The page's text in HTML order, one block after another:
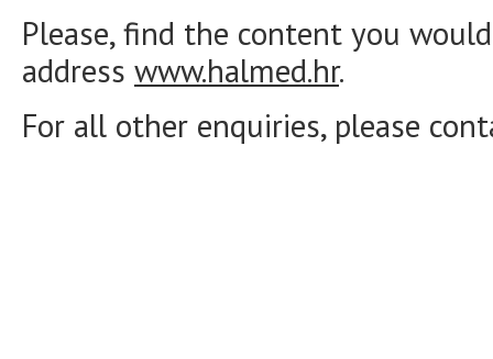
Please, find the content you
address www.halmed.hr.
For all other enquiries, please